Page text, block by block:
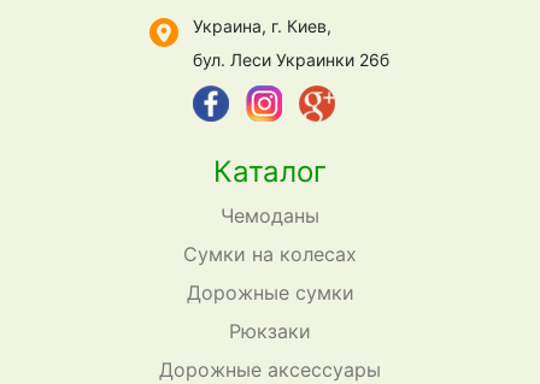
Каталог
Чемоданы
Сумки на колесах
Дорожные сумки
Рюкзаки
Дорожные аксессуары
Украина, г. Киев,
бул. Леси Украинки 26б